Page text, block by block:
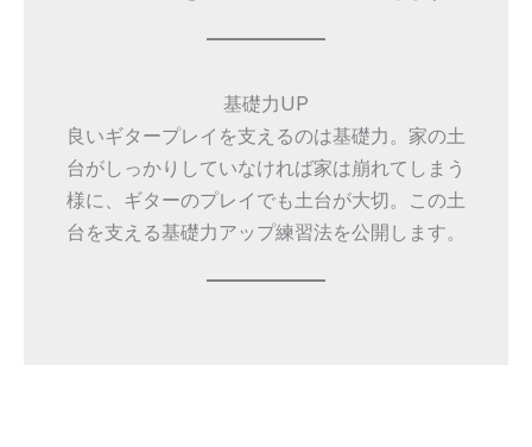
基礎力UP
良いギタープレイを支えるのは基礎力。家の土
台がしっかりしていなければ家は崩れてしまう
様に、ギターのプレイでも土台が大切。この土
台を支える基礎力アップ練習法を公開します。